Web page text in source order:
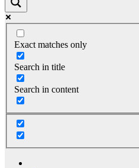
Exact matches only
Search in title
Search in content